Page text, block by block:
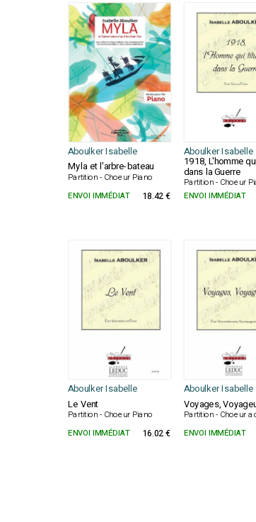
Aboulker Isabelle Aboulker Isabelle
Myla et l'arbre-bateau
Partition - Choeur Piano
1918, L'homme
dans la Guerre
Partition - Choeur
ENVOI IMMÉDIAT 18.42 € ENVOI IMMÉDIAT
Aboulker Isabelle Aboulker Isabelle
Le Vent
Partition - Choeur Piano
Voyages,
Partition - Choeur a
ENVOI IMMÉDIAT 16.02 € ENVOI IMMÉDIAT